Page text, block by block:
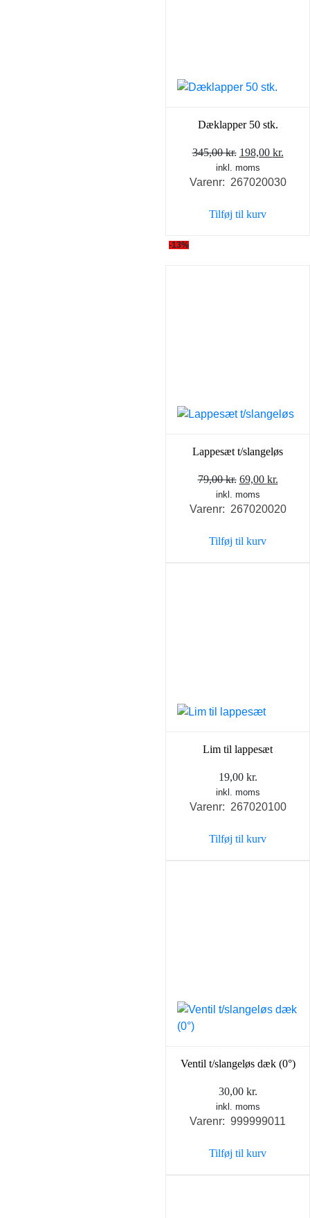
Dæklapper 50 stk.
345,00kr. Den
oprindelige
pris
345,00 kr..
198,00 kr.
pris
inkl. moms
Varenr: 267020030
Tilføj til kurv
-13%
Lappesæt t/slangeløs
79,00kr. Den
oprindelige
pris
79,00 kr..
69,00 kr.
pris
inkl. moms
Varenr: 267020020
Tilføj til kurv
Lim til lappesæt
19,00 kr.
inkl. moms
Varenr: 267020100
Tilføj til kurv
Ventil t/slangeløs dæk (0°)
30,00 kr.
inkl. moms
Varenr: 999999011
Tilføj til kurv